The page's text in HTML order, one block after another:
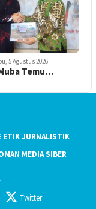
5 Agustus 2026
Temu…
ETIK JURNALISTIK
MEDIA SIBER
Twitter